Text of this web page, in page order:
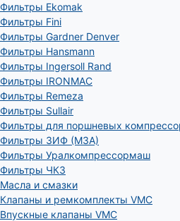
Фильтры Ekomak
Фильтры Fini
Фильтры Gardner Denver
Фильтры Hansmann
Фильтры Ingersoll Rand
Фильтры IRONMAC
Фильтры Remeza
Фильтры Sullair
Фильтры для поршневых
Фильтры ЗИФ (МЗА)
Фильтры Уралкомпрессормаш
Фильтры ЧКЗ
Масла и смазки
Клапаны и ремкомплекты VMC
Впускные клапаны VMC